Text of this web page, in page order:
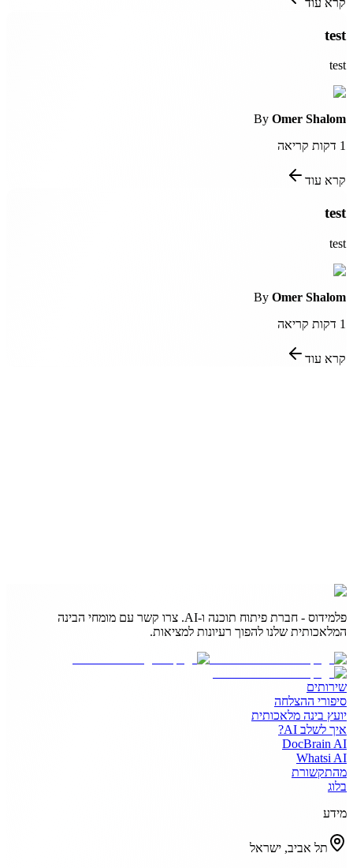
test
test
By Omer Shalom
1 דקות קריאה
קרא עוד
test
test
By Omer Shalom
1 דקות קריאה
קרא עוד
פלמידוס - חברת פיתוח תוכנה ו-AI. צרו קשר עם מומחי הבינה
המלאכותית שלנו להפוך רעיונות למציאות.
שירותים
סיפורי ההצלחה
יועץ בינה מלאכותית
איך לשלב AI?
DocBrain AI
Whatsi AI
מהתקשורת
בלוג
מידע
תל אביב, ישראל